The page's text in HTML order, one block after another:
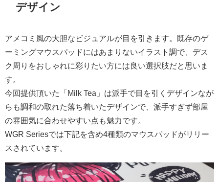
デザイン
アメコミ風の大胆なビジュアルが目を引きます。既存のゲ
ーミングマウスパッドにはあまりないイラスト調で、デス
ク周りをおしゃれに彩りたい方には良い選択肢だと思いま
す。
今回提供頂いた「Milk Tea」は派手で目を引くデザインなが
らも調和の取れた落ち着いたデザインで、派手すぎず部屋
の雰囲気に合わせやすい点も魅力です。
WGR Seriesでは下記を含め4種類のマウスパッドがリリー
スされています。